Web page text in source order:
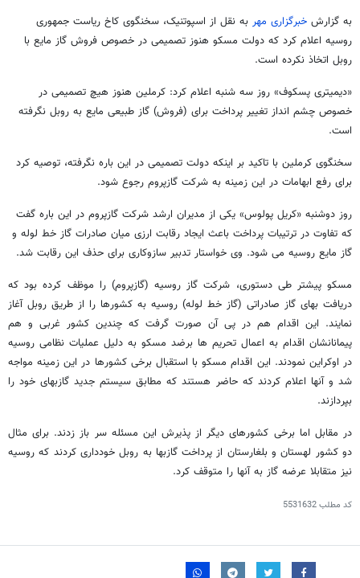
به گزارش خبرگزاری مهر به نقل از اسپوتنیک، سخنگوی کاخ ریاست جمهوری
روسیه اعلام کرد که دولت مسکو هنوز تصمیمی در خصوص فروش گاز مایع با
روبل اتخاذ نکرده است.
«دیمیتری پسکوف» روز سه شنبه اعلام کرد: کرملین هنوز هیچ تصمیمی در
خصوص چشم انداز تغییر پرداخت برای (فروش) گاز طبیعی مایع به روبل نگرفته
است.
سخنگوی کرملین با تاکید بر اینکه دولت تصمیمی در این باره نگرفته، توصیه کرد
برای رفع ابهامات در این زمینه به شرکت گازپروم رجوع شود.
روز دوشنبه «کریل پولوس» یکی از مدیران ارشد شرکت گازپروم در این باره گفت
که تفاوت در ترتیبات پرداخت باعث ایجاد رقابت ارزی میان صادرات گاز خط لوله و
گاز مایع روسیه می شود. وی خواستار تدبیر سازوکاری برای حذف این رقابت شد.
مسکو پیشتر طی دستوری، شرکت گاز روسیه (گازپروم) را موظف کرده بود که
دریافت بهای گاز صادراتی (گاز خط لوله) روسیه به کشورها را از طریق روبل آغاز
نمایند. این اقدام هم در پی آن صورت گرفت که چندین کشور غربی و هم
پیمانانشان اقدام به اعمال تحریم ها برضد مسکو به دلیل عملیات نظامی روسیه
در اوکراین نمودند. این اقدام مسکو با استقبال برخی کشورها در این زمینه مواجه
شد و آنها اعلام کردند که حاضر هستند که مطابق سیستم جدید گازبهای خود را
بپردازند.
در مقابل اما برخی کشورهای دیگر از پذیرش این مسئله سر باز زدند. برای مثال
دو کشور لهستان و بلغارستان از پرداخت گازبها به روبل خودداری کردند که روسیه
نیز متقابلا عرضه گاز به آنها را متوقف کرد.
کد مطلب5531632